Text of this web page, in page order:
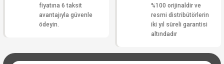
fiyatına 6 taksit
avantajıyla güvenle
ödeyin.
%100 orijinaldir ve
resmi distribütörlerin
iki yıl süreli garantisi
altındadır